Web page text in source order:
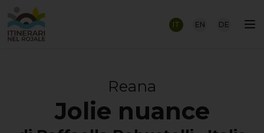
IT EN DE
Reana
Jolie nuance